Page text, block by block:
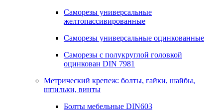
Саморезы универсальные
желтопассивированные
Саморезы универсальные оцинкованные
Саморезы с полукруглой головкой
оцинкован DIN 7981
Метрический крепеж: болты, гайки, шайбы,
шпильки, винты
Болты мебельные DIN603